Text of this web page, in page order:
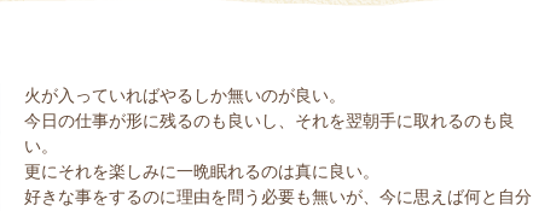
火が入っていればやるしか無いのが良い。
今日の仕事が形に残るのも良いし、それを翌朝手に取れるのも良
い。
更にそれを楽しみに一晩眠れるのは真に良い。
好きな事をするのに理由を問う必要も無いが、今に思えば何と自分